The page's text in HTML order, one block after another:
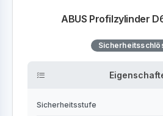
ABUS Profilzylinder
Sicherheitsstufe